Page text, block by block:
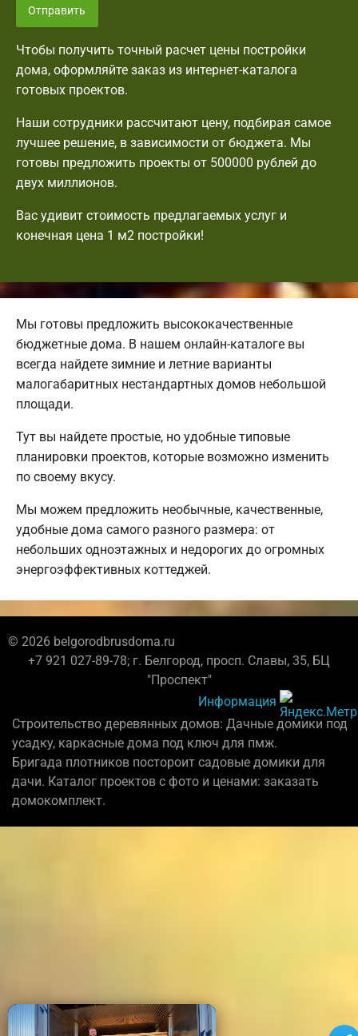
Отправить
Чтобы получить точный расчет цены постройки
дома, оформляйте заказ из интернет-каталога
готовых проектов.
Наши сотрудники рассчитают цену, подбирая самое
лучшее решение, в зависимости от бюджета. Мы
готовы предложить проекты от 500000 рублей до
двух миллионов.
Вас удивит стоимость предлагаемых услуг и
конечная цена 1 м2 постройки!
Мы готовы предложить высококачественные
бюджетные дома. В нашем онлайн-каталоге вы
всегда найдете зимние и летние варианты
малогабаритных нестандартных домов небольшой
площади.
Тут вы найдете простые, но удобные типовые
планировки проектов, которые возможно изменить
по своему вкусу.
Мы можем предложить необычные, качественные,
удобные дома самого разного размера: от
небольших одноэтажных и недорогих до огромных
энергоэффективных коттеджей.
© 2026 belgorodbrusdoma.ru
+7 921 027-89-78; г. Белгород, просп. Славы, 35, БЦ
"Проспект"
Информация
Строительство деревянных домов: Дачные домики под
усадку, каркасные дома под ключ для пмж.
Бригада плотников постороит садовые домики для
дачи. Каталог проектов с фото и ценами: заказать
домокомплект.